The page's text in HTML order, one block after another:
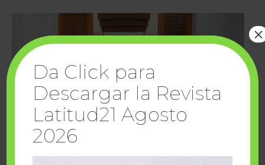
Da Click para
Descargar la Revista
Latitud21 Agosto
2026
×